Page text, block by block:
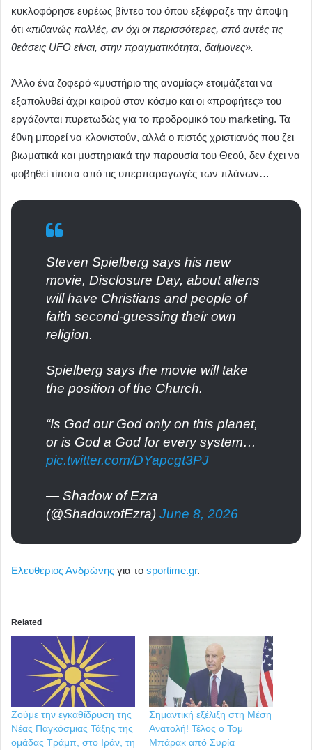
κυκλοφόρησε ευρέως βίντεο του όπου εξέφραζε την άποψη
ότι «πιθανώς πολλές, αν όχι οι περισσότερες, από αυτές τις
θεάσεις UFO είναι, στην πραγματικότητα, δαίμονες».
Άλλο ένα ζοφερό «μυστήριο της ανομίας» ετοιμάζεται να
εξαπολυθεί άχρι καιρού στον κόσμο και οι «προφήτες» του
εργάζονται πυρετωδώς για τo προδρομικό του marketing. Τα
έθνη μπορεί να κλονιστούν, αλλά ο πιστός χριστιανός που ζει
βιωματικά και μυστηριακά την παρουσία του Θεού, δεν έχει να
φοβηθεί τίποτα από τις υπερπαραγωγές των πλάνων…
Steven Spielberg says his new
movie, Disclosure Day, about aliens
will have Christians and people of
faith second-guessing their own
religion.
Spielberg says the movie will take
the position of the Church.
“Is God our God only on this planet,
or is God a God for every system…
pic.twitter.com/DYapcgt3PJ
— Shadow of Ezra
(@ShadowofEzra) June 8, 2026
Ελευθέριος Ανδρώνης για το sportime.gr.
Related
Ζούμε την εγκαθίδρυση της
Νέας Παγκόσμιας Τάξης της
ομάδας Τράμπ, στο Ιράν, τη
Σημαντική εξέλιξη στη Μέση
Ανατολή! Τέλος ο Τομ
Μπάρακ από Συρία